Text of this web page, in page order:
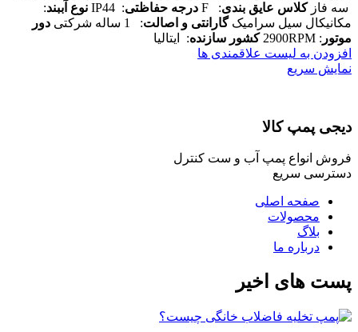
سه فازکلاس عایق بندی: F درجه حفاظتی: IP44 نوع آببند:
مکانیکال سیل سرامیکگارانتی و اصالت: 1 ساله شرکتی
دور
موتور : 2900RPM کشور سازنده: ایتالیا
افزودن به لیست علاقمندی ها
نمایش سریع
دیجی پمپ کالا
فروش انواع پمپ آب و ست کنترل
دسترسی سریع
صفحه اصلی
محصولات
بلاگ
درباره ما
پست های اخیر